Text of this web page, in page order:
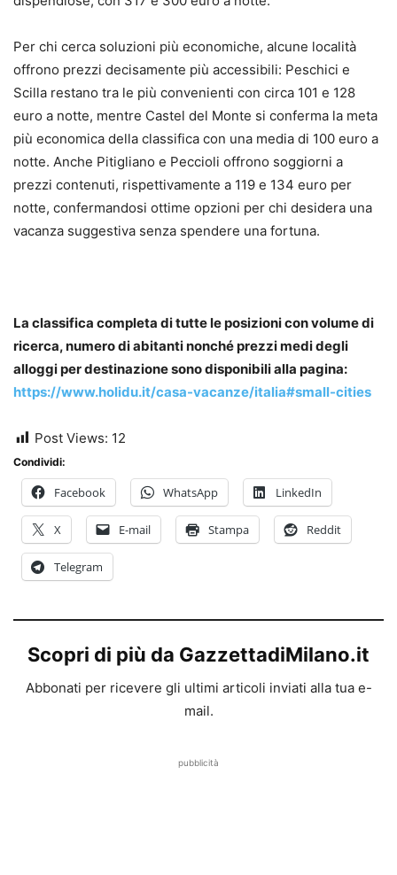
Per chi cerca soluzioni più economiche, alcune località
offrono prezzi decisamente più accessibili: Peschici e
Scilla restano tra le più convenienti con circa 101 e 128
euro a notte, mentre Castel del Monte si conferma la meta
più economica della classifica con una media di 100 euro a
notte. Anche Pitigliano e Peccioli offrono soggiorni a
prezzi contenuti, rispettivamente a 119 e 134 euro per
notte, confermandosi ottime opzioni per chi desidera una
vacanza suggestiva senza spendere una fortuna.
La classifica completa di tutte le posizioni con volume di
ricerca, numero di abitanti nonché prezzi medi degli
alloggi per destinazione sono disponibili alla pagina:
https://www.holidu.it/casa-vacanze/italia#small-cities
Post Views: 12
Condividi:
Facebook WhatsApp LinkedIn
X E-mail Stampa Reddit
Telegram
Scopri di più da GazzettadiMilano.it
Abbonati per ricevere gli ultimi articoli inviati alla tua e-
mail.
pubblicità